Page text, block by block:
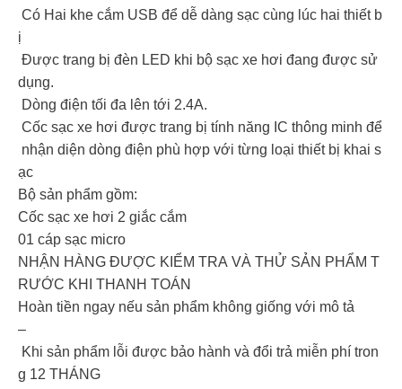
Có Hai khe cắm USB để dễ dàng sạc cùng lúc hai thiết b
ị
Được trang bị đèn LED khi bộ sạc xe hơi đang được sử
dụng.
Dòng điện tối đa lên tới 2.4A.
Cốc sạc xe hơi được trang bị tính năng IC thông minh để
nhận diện dòng điện phù hợp với từng loại thiết bị khai s
ạc
Bộ sản phẩm gồm:
Cốc sạc xe hơi 2 giắc cắm
01 cáp sạc micro
NHẬN HÀNG ĐƯỢC KIỂM TRA VÀ THỬ SẢN PHẨM T
RƯỚC KHI THANH TOÁN
Hoàn tiền ngay nếu sản phẩm không giống với mô tả
–
Khi sản phẩm lỗi được bảo hành và đổi trả miễn phí tron
g 12 THÁNG